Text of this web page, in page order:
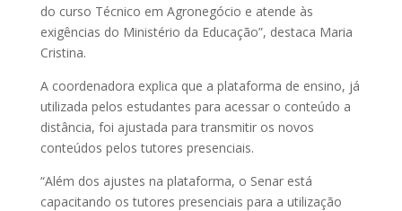
do curso Técnico em Agronegócio e atende às
exigências do Ministério da Educação”, destaca Maria
Cristina.
A coordenadora explica que a plataforma de ensino, já
utilizada pelos estudantes para acessar o conteúdo a
distância, foi ajustada para transmitir os novos
conteúdos pelos tutores presenciais.
“Além dos ajustes na plataforma, o Senar está
capacitando os tutores presenciais para a utilização